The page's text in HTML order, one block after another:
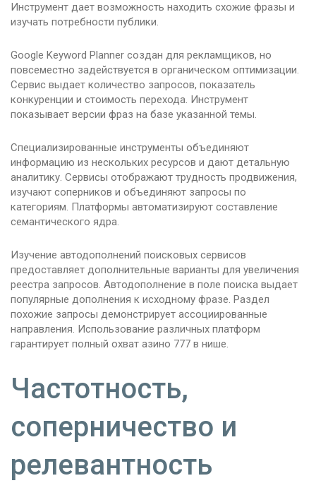
Инструмент дает возможность находить схожие фразы и
изучать потребности публики.
Google Keyword Planner создан для рекламщиков, но
повсеместно задействуется в органическом оптимизации.
Сервис выдает количество запросов, показатель
конкуренции и стоимость перехода. Инструмент
показывает версии фраз на базе указанной темы.
Специализированные инструменты объединяют
информацию из нескольких ресурсов и дают детальную
аналитику. Сервисы отображают трудность продвижения,
изучают соперников и объединяют запросы по
категориям. Платформы автоматизируют составление
семантического ядра.
Изучение автодополнений поисковых сервисов
предоставляет дополнительные варианты для увеличения
реестра запросов. Автодополнение в поле поиска выдает
популярные дополнения к исходному фразе. Раздел
похожие запросы демонстрирует ассоциированные
направления. Использование различных платформ
гарантирует полный охват азино 777 в нише.
Частотность,
соперничество и
релевантность